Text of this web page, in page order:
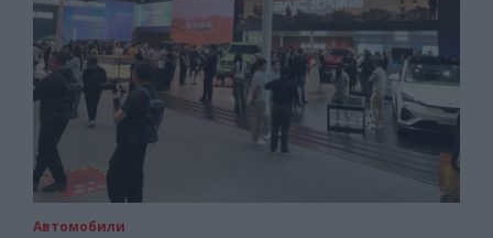
Автомобили